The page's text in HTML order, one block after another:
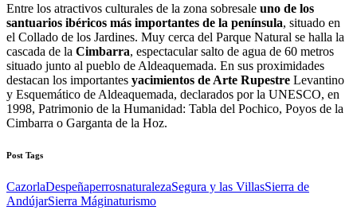
Entre los atractivos culturales de la zona sobresale uno de los
santuarios ibéricos más importantes de la península, situado en
el Collado de los Jardines. Muy cerca del Parque Natural se halla la
cascada de la Cimbarra, espectacular salto de agua de 60 metros
situado junto al pueblo de Aldeaquemada. En sus proximidades
destacan los importantes yacimientos de Arte Rupestre Levantino
y Esquemático de Aldeaquemada, declarados por la UNESCO, en
1998, Patrimonio de la Humanidad: Tabla del Pochico, Poyos de la
Cimbarra o Garganta de la Hoz.
Post Tags
CazorlaDespeñaperrosnaturalezaSegura y las VillasSierra de
AndújarSierra Máginaturismo